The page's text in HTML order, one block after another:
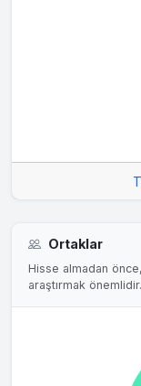
Ortaklar
Hisse almadan
araştırmak önemlidir.